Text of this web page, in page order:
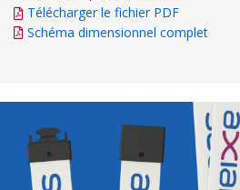
Télécharger le fichier PDF
Schéma dimensionnel complet